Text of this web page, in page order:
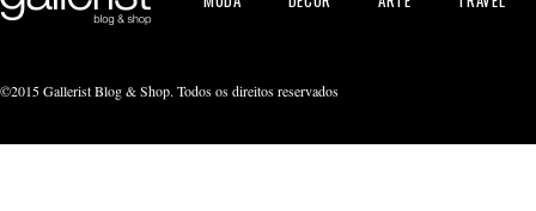
©2015 Gallerist Blog & Shop. Todos os direitos reservados